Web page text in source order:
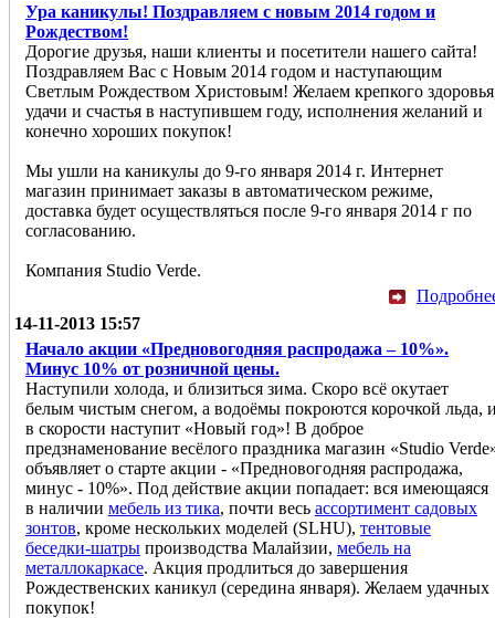
Ура каникулы! Поздравляем с новым 2014 годом и
Рождеством!
Дорогие друзья, наши клиенты и посетители нашего сайта!
Поздравляем Вас с Новым 2014 годом и наступающим
Светлым Рождеством Христовым! Желаем крепкого
удачи и счастья в наступившем году, исполнения желаний и
конечно хороших покупок!
Мы ушли на каникулы до 9-го января 2014 г. Интернет
магазин принимает заказы в автоматическом режиме,
доставка будет осуществляться после 9-го января 2014 г по
согласованию.
Компания Studio Verde.
14-11-2013 15:57
Начало акции «Предновогодняя распродажа – 10%».
Минус 10% от розничной цены.
Наступили холода, и близиться зима. Скоро всё окутает
белым чистым снегом, а водоёмы покроются корочкой льда,
в скорости наступит «Новый год»! В доброе
предзнаменование весёлого праздника магазин «Studio
объявляет о старте акции - «Предновогодняя распродажа,
минус - 10%». Под действие акции попадает: вся имеющаяся
в наличии мебель из тика, почти весь ассортимент садовых
зонтов, кроме нескольких моделей (SLHU), тентовые
беседки-шатры производства Малайзии, мебель на
металлокаркасе. Акция продлиться до завершения
Рождественских каникул (середина января). Желаем удачных
покупок!